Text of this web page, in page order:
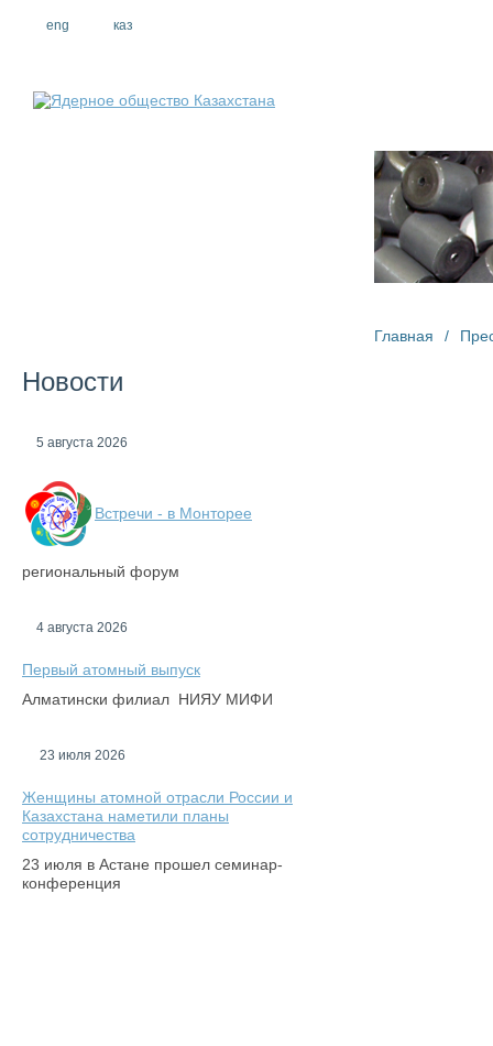
eng каз
Новости
5 августа 2026
Встречи - в Монторее
региональный форум
4 августа 2026
Первый атомный выпуск
Алматински филиал НИЯУ МИФИ
23 июля 2026
Женщины атомной отрасли России и
Казахстана наметили планы
сотрудничества
23 июля в Астане прошел семинар-
конференция
Главная /